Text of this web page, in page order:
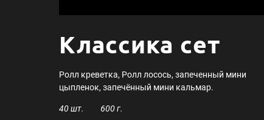
Классика сет
Ролл креветка, Ролл лосось, запеченный мини
цыпленок, запечённый мини кальмар.
40 шт. 600 г.